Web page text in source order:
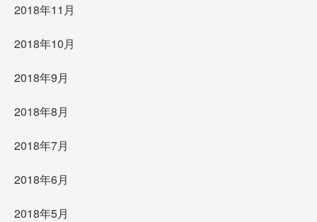
2018年11月
2018年10月
2018年9月
2018年8月
2018年7月
2018年6月
2018年5月